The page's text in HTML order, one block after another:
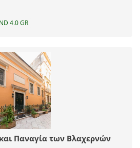
4.0 GR
Παναγία των Βλαχερνών